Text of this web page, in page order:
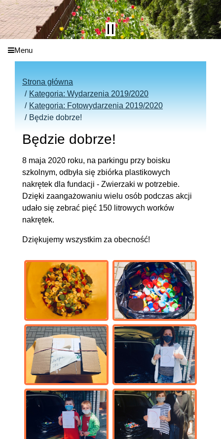
Menu
Strona główna
Kategoria: Wydarzenia 2019/2020
Kategoria: Fotowydarzenia 2019/2020
Będzie dobrze!
Będzie dobrze!
8 maja 2020 roku, na parkingu przy boisku
szkolnym, odbyła się zbiórka plastikowych
nakrętek dla fundacji - Zwierzaki w potrzebie.
Dzięki zaangażowaniu wielu osób podczas akcji
udało się zebrać pięć 150 litrowych worków
nakrętek.
Dziękujemy wszystkim za obecność!